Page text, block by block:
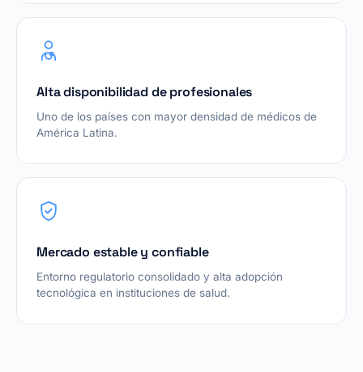
Alta disponibilidad de profesionales
Uno de los países con mayor densidad de médicos de
América Latina.
Mercado estable y confiable
Entorno regulatorio consolidado y alta adopción
tecnológica en instituciones de salud.